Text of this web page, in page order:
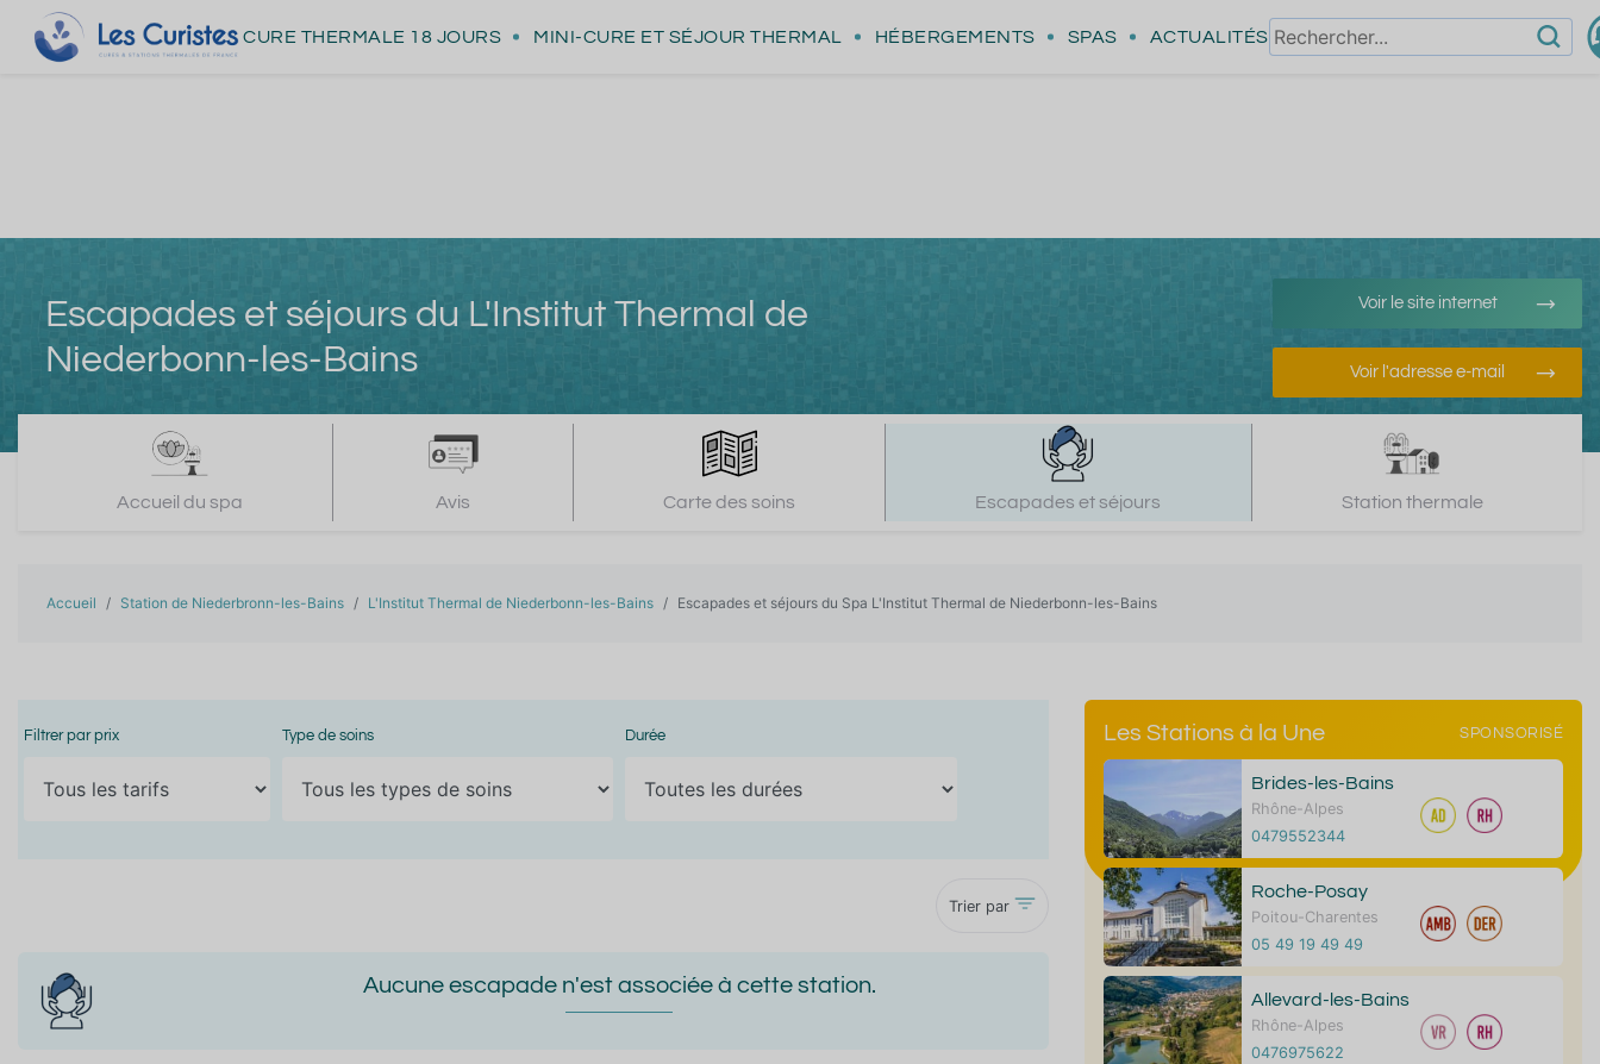
CURE THERMALE 18 JOURS MINI-CURE ET SÉJOUR THERMAL HÉBERGEMENTS SPAS ACTUALITÉS
Escapades et séjours du L'Institut Thermal de
Niederbonn-les-Bains
Voir le site internet
Voir l'adresse e-mail
Accueil du spa Avis Carte des soins Escapades et séjours Station thermale
Accueil Station de Niederbronn-les-Bains L'Institut Thermal de Niederbonn-les-Bains Escapades et séjours du Spa L'Institut Thermal de Niederbonn-les-Bains
Filtrer par prix Type de soins Durée
Trier par
Aucune escapade n'est associée à cette station.
Les Stations à la Une SPONSORISÉ
Brides-les-Bains
Rhône-Alpes
0479552344
Roche-Posay
Poitou-Charentes
05 49 19 49 49
Allevard-les-Bains
Rhône-Alpes
0476975622